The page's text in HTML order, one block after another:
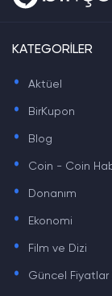
KATEGORİLER
. Aktüel
. BirKupon
. Blog
. Coin - Coin
. Donanım
. Ekonomi
. Film ve Dizi
. Güncel Fiyatlar